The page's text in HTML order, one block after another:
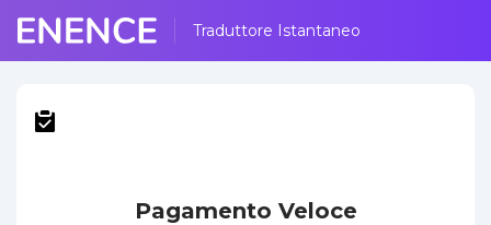
Traduttore Istantaneo
Pagamento Veloce